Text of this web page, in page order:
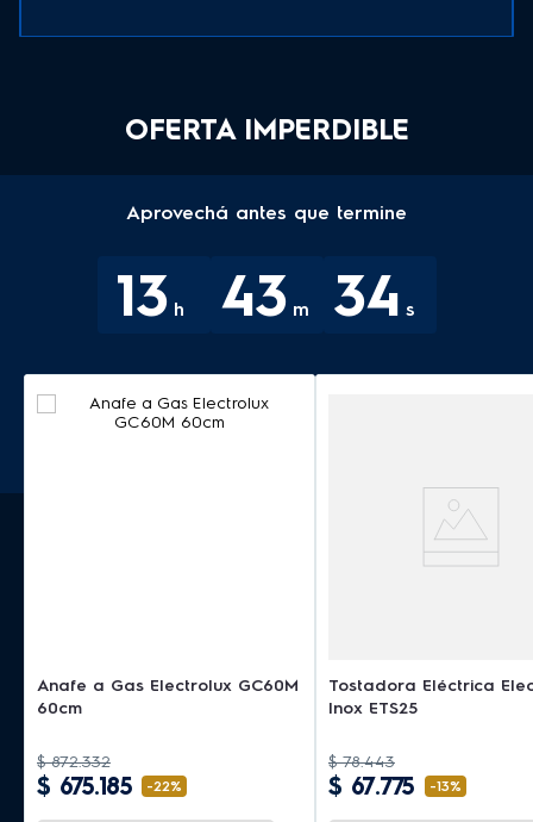
OFERTA IMPERDIBLE
Aprovechá antes que termine
13 h 43 m 33 s
Anafe a Gas Electrolux GC60M
60cm
$ 872.332
$ 675.185 -22%
Tostadora Eléctrica
Inox ETS25
$ 78.443
$ 67.775 -13%